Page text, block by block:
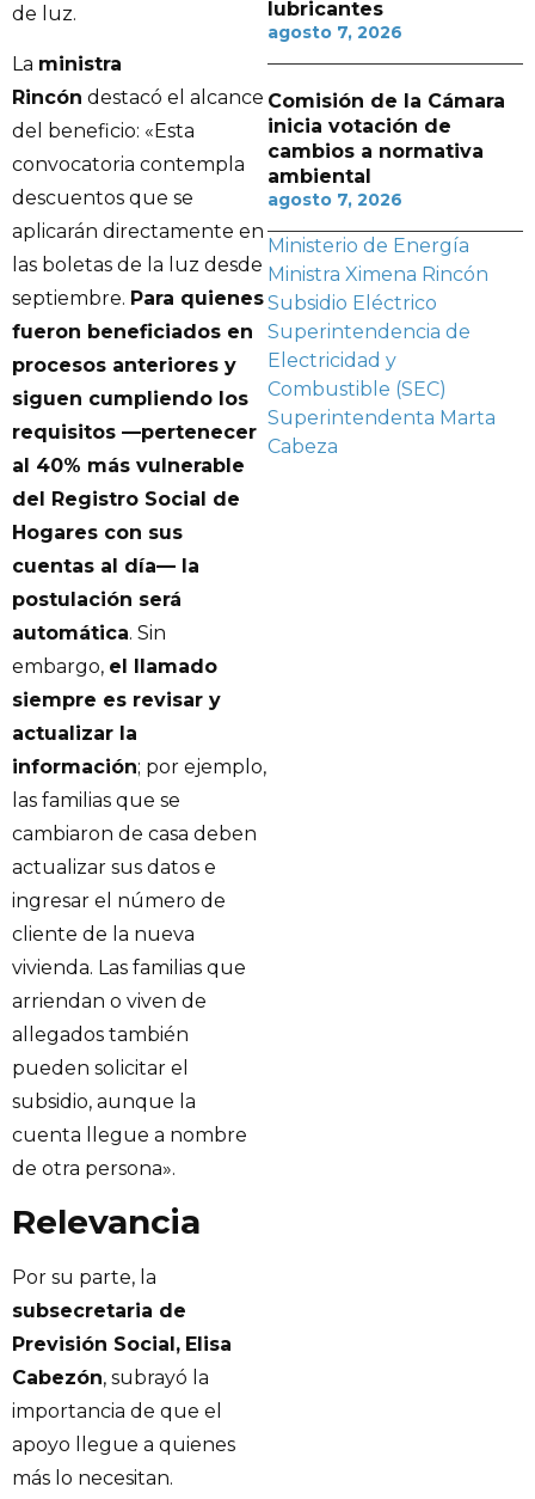
de luz.
La ministra
Rincón destacó el alcance
del beneficio: «Esta
convocatoria contempla
descuentos que se
aplicarán directamente en
las boletas de la luz desde
septiembre. Para quienes
fueron beneficiados en
procesos anteriores y
siguen cumpliendo los
requisitos —pertenecer
al 40% más vulnerable
del Registro Social de
Hogares con sus
cuentas al día— la
postulación será
automática. Sin
embargo, el llamado
siempre es revisar y
actualizar la
información; por ejemplo,
las familias que se
cambiaron de casa deben
actualizar sus datos e
ingresar el número de
cliente de la nueva
vivienda. Las familias que
arriendan o viven de
allegados también
pueden solicitar el
subsidio, aunque la
cuenta llegue a nombre
de otra persona».
Relevancia
Por su parte, la
subsecretaria de
Previsión Social, Elisa
Cabezón, subrayó la
importancia de que el
apoyo llegue a quienes
más lo necesitan.
lubricantes
agosto 7, 2026
Comisión de la Cámara
inicia votación de
cambios a normativa
ambiental
agosto 7, 2026
Ministerio de Energía
Ministra Ximena Rincón
Subsidio Eléctrico
Superintendencia de
Electricidad y
Combustible (SEC)
Superintendenta Marta
Cabeza